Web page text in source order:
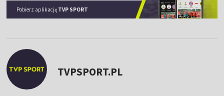
Pobierz aplikację TVP SPORT
TVPSPORT.PL